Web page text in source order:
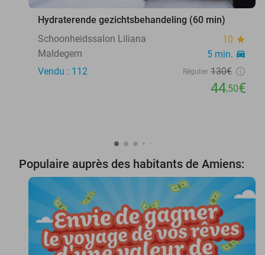
Hydraterende gezichtsbehandeling (60 min)
Schoonheidssalon Liliana
10 star
Maldegem 5 min. directions_car
Vendu : 112 Régulier 130€
44,50€
Populaire auprès des habitants de Amiens: